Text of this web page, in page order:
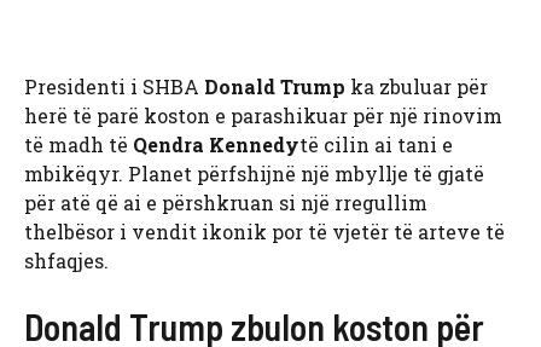
Presidenti i SHBA Donald Trump ka zbuluar për
herë të parë koston e parashikuar për një rinovim
të madh të Qendra Kennedytë cilin ai tani e
mbikëqyr. Planet përfshijnë një mbyllje të gjatë
për atë që ai e përshkruan si një rregullim
thelbësor i vendit ikonik por të vjetër të arteve të
shfaqjes.
Donald Trump zbulon koston për